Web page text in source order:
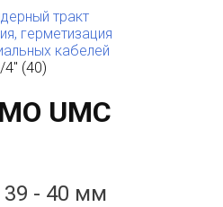
тракт
герметизация
кабелей
4" (40)
UMC
- 40 мм